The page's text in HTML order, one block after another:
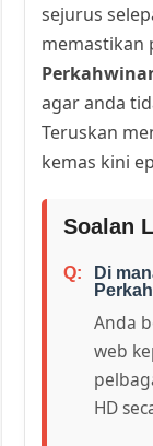
sejurus
memastikan
agar anda
Teruskan
kemas kini
Soalan
Di
Anda
web
HD